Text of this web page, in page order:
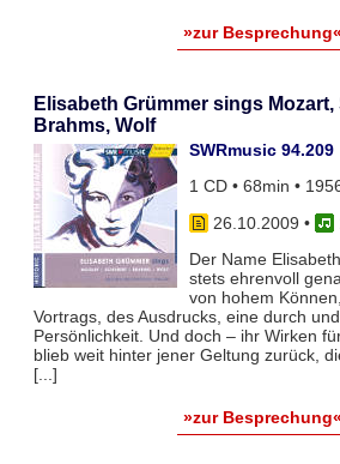
»zur Besprechung«
Elisabeth Grümmer sings
Brahms, Wolf
SWRmusic 94.209
1 CD • 68min •
26.10.2009 •
Der Name
stets ehrenvoll
von hohem
Vortrags, des Ausdrucks, eine durch
Persönlichkeit. Und doch – ihr Wirken
blieb weit hinter jener Geltung zurück,
[...]
»zur Besprechung«